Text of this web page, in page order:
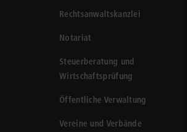
Rechtsanwaltskanzlei
Notariat
Steuerberatung und
Wirtschaftsprüfung
Öffentliche Verwaltung
Vereine und Verbände